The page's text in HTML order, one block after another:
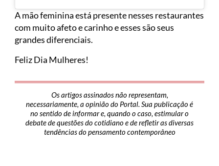
A mão feminina está presente nesses restaurantes
com muito afeto e carinho e esses são seus
grandes diferenciais.
Feliz Dia Mulheres!
Os artigos assinados não representam,
necessariamente, a opinião do Portal. Sua publicação é
no sentido de informar e, quando o caso, estimular o
debate de questões do cotidiano e de refletir as diversas
tendências do pensamento contemporâneo